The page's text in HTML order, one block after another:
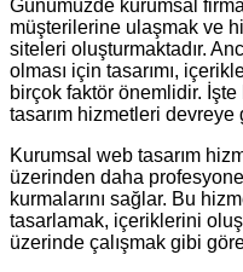
Günümüzde kurumsal
müşterilerine ulaşmak ve
siteleri oluşturmaktadır.
olması için tasarımı,
birçok faktör önemlidir.
tasarım hizmetleri devreye
Kurumsal web tasarım
üzerinden daha
kurmalarını sağlar. Bu
tasarlamak, içeriklerini
üzerinde çalışmak gibi